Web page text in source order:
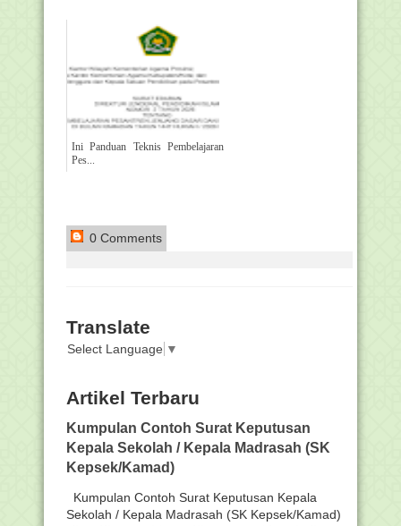
Ini Panduan Teknis Pembelajaran
Pes...
0 Comments
Translate
Select Language ▼
Artikel Terbaru
Kumpulan Contoh Surat Keputusan
Kepala Sekolah / Kepala Madrasah (SK
Kepsek/Kamad)
Kumpulan Contoh Surat Keputusan Kepala
Sekolah / Kepala Madrasah (SK Kepsek/Kamad)